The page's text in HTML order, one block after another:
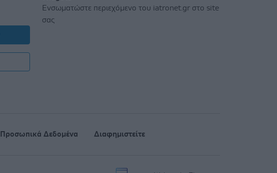
Ενσωματώστε περιεχόμενο του iatronet.gr στο site
σας
Προσωπικά Δεδομένα Διαφημιστείτε